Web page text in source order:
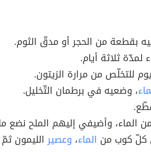
بقطعة من الحجر أو مدقّ الثوم.
لمدّة ثلاثة أيام.
للتخلّص من مرارة الزيتون.
، وضعيه في برطمان التّخليل.
الماء، وأضيفي إليهم الملح نضع
كلّ كوب من الماء، وعصيرالليمون ثمّ